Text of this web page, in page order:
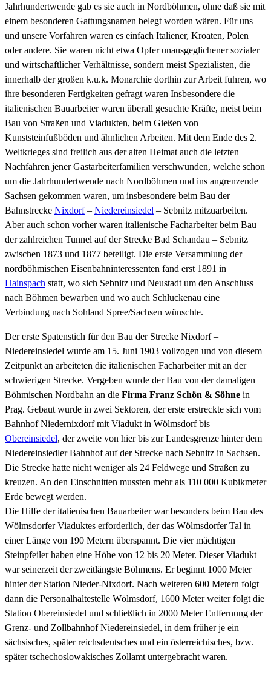
Jahrhundertwende gab es sie auch in Nordböhmen, ohne daß sie mit
einem besonderen Gattungsnamen belegt worden wären. Für uns
und unsere Vorfahren waren es einfach Italiener, Kroaten, Polen
oder andere. Sie waren nicht etwa Opfer unausgeglichener sozialer
und wirtschaftlicher Verhältnisse, sondern meist Spezialisten, die
innerhalb der großen k.u.k. Monarchie dorthin zur Arbeit fuhren, wo
ihre besonderen Fertigkeiten gefragt waren Insbesondere die
italienischen Bauarbeiter waren überall gesuchte Kräfte, meist beim
Bau von Straßen und Viadukten, beim Gießen von
Kunststeinfußböden und ähnlichen Arbeiten. Mit dem Ende des 2.
Weltkrieges sind freilich aus der alten Heimat auch die letzten
Nachfahren jener Gastarbeiterfamilien verschwunden, welche schon
um die Jahrhundertwende nach Nordböhmen und ins angrenzende
Sachsen gekommen waren, um insbesondere beim Bau der
Bahnstrecke Nixdorf­ – Niedereinsiedel – Sebnitz mitzuarbeiten.
Aber auch schon vorher waren italienische Facharbeiter beim Bau
der zahlreichen Tunnel auf der Strecke Bad Schandau – Sebnitz
zwischen 1873 und 1877 beteiligt. Die erste Versammlung der
nordböhmischen Eisenbahninteressenten fand erst 1891 in
Hainspach statt, wo sich Sebnitz und Neustadt um den Anschluss
nach Böhmen bewarben und wo auch Schluckenau eine
Verbindung nach Sohland Spree/Sachsen wünschte.
Der erste Spatenstich für den Bau der Strecke Nixdorf –
Niedereinsiedel wurde am 15. Juni 1903 vollzogen und von diesem
Zeitpunkt an arbeiteten die italienischen Facharbeiter mit an der
schwierigen Strecke. Vergeben wurde der Bau von der damaligen
Böhmischen Nordbahn an die Firma Franz Schön & Söhne in
Prag. Gebaut wurde in zwei Sektoren, der erste erstreckte sich vom
Bahnhof Niedernixdorf mit Viadukt in Wölmsdorf bis
Obereinsiedel, der zweite von hier bis zur Landesgrenze hinter dem
Niedereinsiedler Bahnhof auf der Strecke nach Sebnitz in Sachsen.
Die Strecke hatte nicht weniger als 24 Feldwege und Straßen zu
kreuzen. An den Einschnitten mussten mehr als 110 000 Kubikmeter
Erde bewegt werden.
Die Hilfe der italienischen Bauarbeiter war besonders beim Bau des
Wölmsdorfer Viaduktes erforderlich, der das Wölmsdorfer Tal in
einer Länge von 190 Metern überspannt. Die vier mächtigen
Steinpfeiler haben eine Höhe von 12 bis 20 Meter. Dieser Viadukt
war seinerzeit der zweitlängste Böhmens. Er beginnt 1000 Meter
hinter der Station Nieder-Nixdorf. Nach weiteren 600 Metern folgt
dann die Personalhaltestelle Wölmsdorf, 1600 Meter weiter folgt die
Station Obereinsiedel und schließlich in 2000 Meter Entfernung der
Grenz- und Zollbahnhof Niedereinsiedel, in dem früher je ein
sächsisches, später reichsdeutsches und ein österreichisches, bzw.
später tschechoslowakisches Zollamt untergebracht waren.